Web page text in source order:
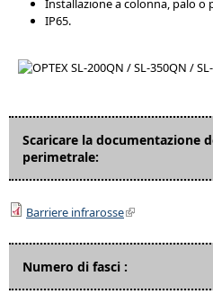
Installazione a colonna, palo o
IP65.
Scaricare la documentazione
perimetrale:
Barriere infrarosse
Numero di fasci :